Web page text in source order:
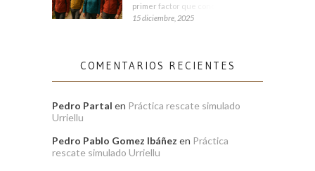
primer factor que condiciona tu
15 diciembre, 2025
COMENTARIOS RECIENTES
Pedro Partal en Práctica rescate simulado
Urriellu
Pedro Pablo Gomez Ibáñez en Práctica
rescate simulado Urriellu